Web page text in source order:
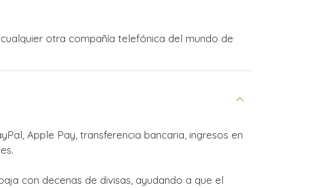
otra compañía telefónica del mundo de
Apple Pay, transferencia bancaria, ingresos en
con decenas de divisas, ayudando a que el